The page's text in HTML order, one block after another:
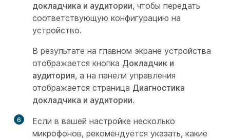
докладчика и аудитории, чтобы передать
соответствующую конфигурацию на
устройство.
В результате на главном экране устройства
отображается кнопка Докладчик и
аудитория, а на панели управления
отображается страница Диагностика
докладчика и аудитории.
6
Если в вашей настройке несколько
микрофонов, рекомендуется указать, какие